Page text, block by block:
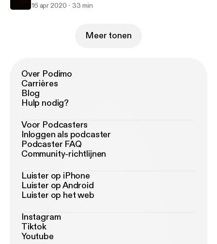
16 apr 2020 33 min
Meer tonen
Over Podimo
Carrières
Blog
Hulp nodig?
Voor Podcasters
Inloggen als podcaster
Podcaster FAQ
Community-richtlijnen
Luister op iPhone
Luister op Android
Luister op het web
Instagram
Tiktok
Youtube